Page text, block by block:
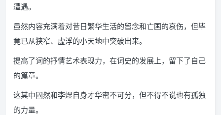
遭遇。
虽然内容充满着对昔日繁华生活的留念和亡国的哀伤，但毕
竟已从狭窄、虚浮的小天地中突破出来。
提高了词的抒情艺术表现力，在词史的发展上，留下了自己
的篇章。
这其中固然和李煜自身才华密不可分，但不得不说也有孤独
的力量。